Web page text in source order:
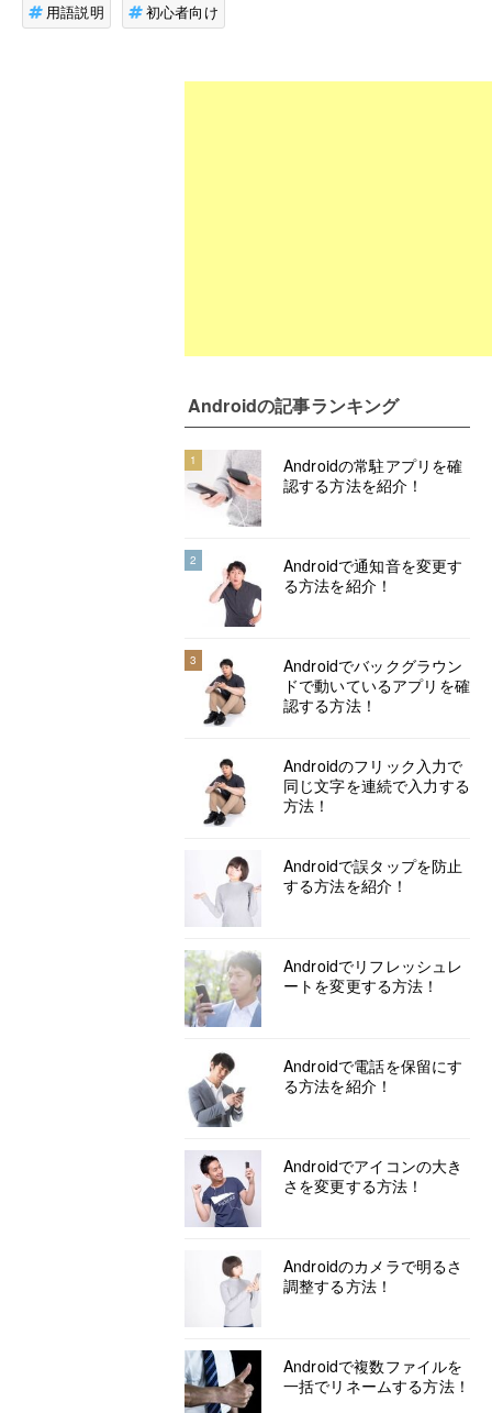
用語説明 初心者向け
Androidの記事ランキング
1
Androidの常駐アプリを確
認する方法を紹介！
2
Androidで通知音を変更す
る方法を紹介！
3
Androidでバックグラウン
ドで動いているアプリを確
認する方法！
Androidのフリック入力で
同じ文字を連続で入力する
方法！
Androidで誤タップを防止
する方法を紹介！
Androidでリフレッシュレ
ートを変更する方法！
Androidで電話を保留にす
る方法を紹介！
Androidでアイコンの大き
さを変更する方法！
Androidのカメラで明るさ
調整する方法！
Androidで複数ファイルを
一括でリネームする方法！